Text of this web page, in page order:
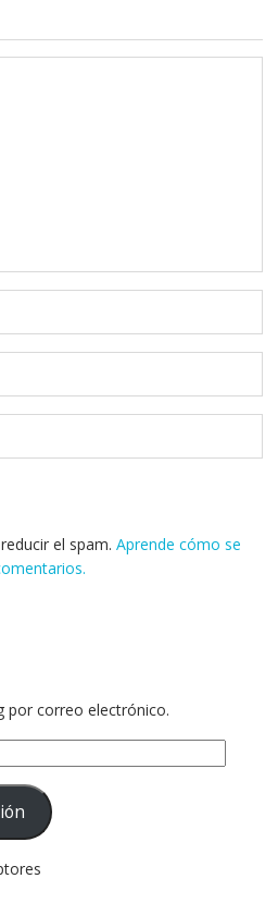
el spam. Aprende cómo se
por correo electrónico.